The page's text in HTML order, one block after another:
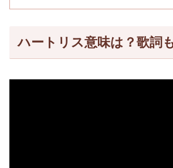
ハートリス意味は？歌詞